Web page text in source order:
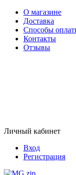
О магазине
Доставка
Способы
Контакты
Отзывы
Личный кабинет
Вход
Регистрация